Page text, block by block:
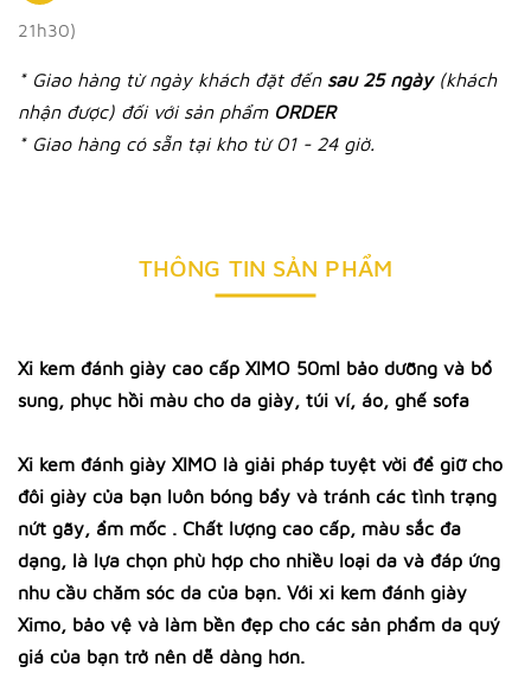
21h30)
* Giao hàng từ ngày khách đặt đến sau 25 ngày (khách
nhận được) đối với sản phẩm ORDER
* Giao hàng có sẵn tại kho từ 01 - 24 giờ.
THÔNG TIN SẢN PHẨM
Xi kem đánh giày cao cấp XIMO 50ml bảo dưỡng và bổ
sung, phục hồi màu cho da giày, túi ví, áo, ghế sofa
Xi kem đánh giày XIMO là giải pháp tuyệt vời để giữ cho
đôi giày của bạn luôn bóng bẩy và tránh các tình trạng
nứt gãy, ẩm mốc . Chất lượng cao cấp, màu sắc đa
dạng, là lựa chọn phù hợp cho nhiều loại da và đáp ứng
nhu cầu chăm sóc da của bạn. Với xi kem đánh giày
Ximo, bảo vệ và làm bền đẹp cho các sản phẩm da quý
giá của bạn trở nên dễ dàng hơn.